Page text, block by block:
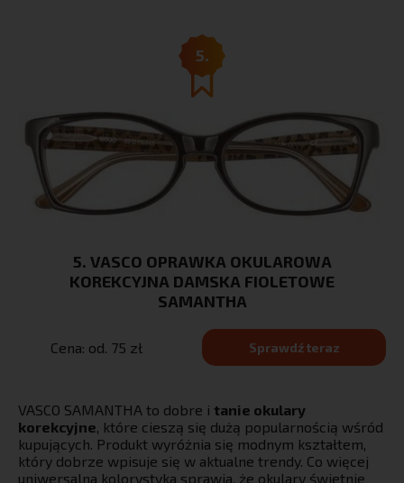
5.
5. VASCO OPRAWKA OKULAROWA
KOREKCYJNA DAMSKA FIOLETOWE
SAMANTHA
Cena: od. 75 zł Sprawdź teraz
VASCO SAMANTHA to dobre i tanie okulary
korekcyjne, które cieszą się dużą popularnością wśród
kupujących. Produkt wyróżnia się modnym kształtem,
który dobrze wpisuje się w aktualne trendy. Co więcej
uniwersalna kolorystyka sprawia, że okulary świetnie